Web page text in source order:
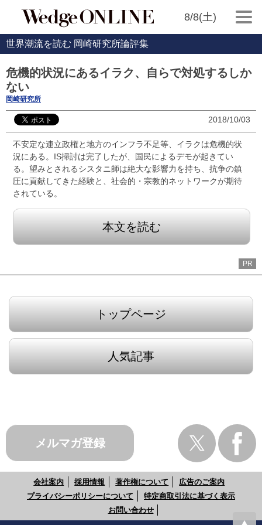
8/8(土)
世界潮流を読む 岡崎研究所論評集
危機的状況にあるイラク、自らで対処するしか
ない
岡崎研究所
2018/10/03
不安定な連立政権と地方のインフラ不足等、イラクは危機的状
況にある。IS掃討は完了したが、国民によるデモが起きてい
る。望みとされるシスタニ師は絶大な影響力を持ち、抗争の鎮
圧に貢献してきた経験と、社会的・宗教的ネットワークが期待
されている。
本文を読む
PR
トップページ
人気記事
メルマガ登録
会社案内 採用情報 著作権について
広告のご案内
プライバシーポリシーについて
特定商取引法に基づく表示
お問い合わせ